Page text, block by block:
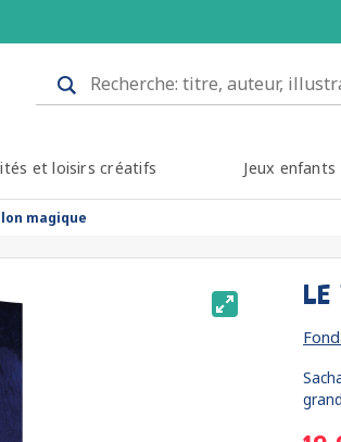
et loisirs créatifs Jeux enfants
magique
LE